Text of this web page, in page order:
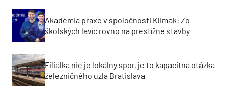
Akadémia praxe v spoločnosti Klimak: Zo
školských lavíc rovno na prestížne stavby
Filiálka nie je lokálny spor, je to kapacitná otázka
železničného uzla Bratislava